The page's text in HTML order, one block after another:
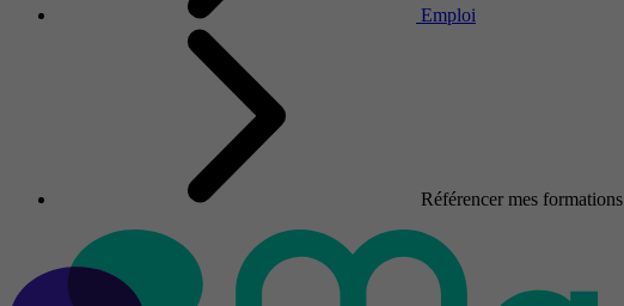
Emploi
Référencer mes formations